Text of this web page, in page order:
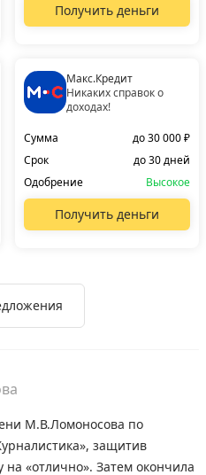
Получить деньги
Макс.Кредит
Никаких справок о
доходах!
Сумма
до 30 000 ₽
Срок
до 30 дней
Одобрение
Высокое
Получить деньги
М.В.Ломоносова по
защитив
«отлично». Затем окончила